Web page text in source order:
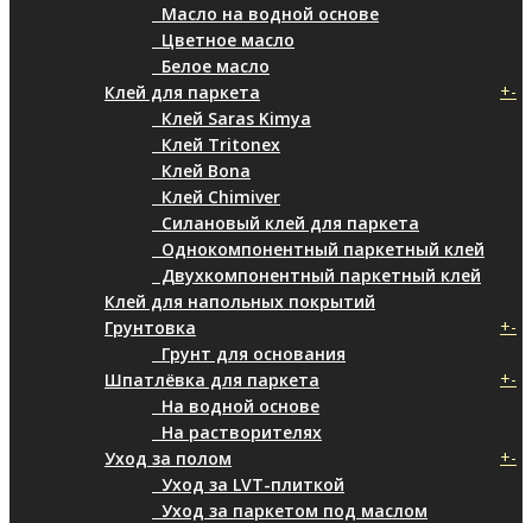
Масло на водной основе
Цветное масло
Белое масло
Клей для паркета
+-
Клей Saras Kimya
Клей Tritonex
Клей Bona
Клей Chimiver
Силановый клей для паркета
Однокомпонентный паркетный клей
Двухкомпонентный паркетный клей
Клей для напольных покрытий
Грунтовка
+-
Грунт для основания
Шпатлёвка для паркета
+-
На водной основе
На растворителях
Уход за полом
+-
Уход за LVT-плиткой
Уход за паркетом под маслом